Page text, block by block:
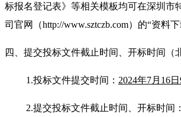
标报名登记表》等相关模板均可在深圳市
司官网（http://www.sztczb.com）的“资料
四、提交投标文件截止时间、开标时间 （
1 .投标文件提交时间： 2024年7月 16日
2.提交投标文件截止时间 、开标时间：